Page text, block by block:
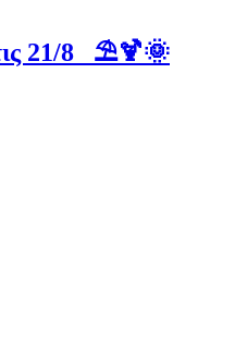
21/8 ⛱️🍹🌞